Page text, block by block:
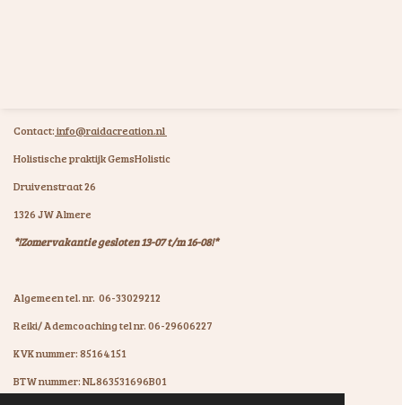
Contact:info@raidacreation.nl
Holistische praktijk GemsHolistic
Druivenstraat 26
1326 JW Almere
*!Zomervakantie gesloten 13-07 t/m 16-08!*
Algemeen tel. nr. 06-33029212
Reiki/ Ademcoaching tel nr. 06-29606227
KVK nummer: 85164151
BTW nummer: NL863531696B01